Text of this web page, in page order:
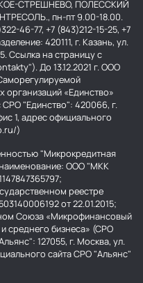
СТРЕШНЕВО, ПОЛЕССКИЙ
пн-пт 9.00-18.00.
46-77, +7 (843)212-15-25, +7
420111, г. Казань, ул.
Ссылка на страницу с
До 13.12.2021 г. ООО
«Единство»
СРО "Единство": 420066, г.
1, адрес официального
)
"Микрокредитная
ООО "МКК
реестре
от 22.01.2015;
Союза «Микрофинансовый
среднего бизнеса» (СРО
127055, г. Москва, ул.
сайта СРО "Альянс"